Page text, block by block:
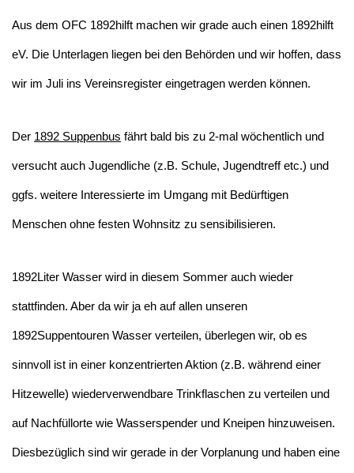
Aus dem OFC 1892hilft machen wir grade auch einen 1892hilft
eV. Die Unterlagen liegen bei den Behörden und wir hoffen, dass
wir im Juli ins Vereinsregister eingetragen werden können.
Der 1892 Suppenbus fährt bald bis zu 2-mal wöchentlich und
versucht auch Jugendliche (z.B. Schule, Jugendtreff etc.) und
ggfs. weitere Interessierte im Umgang mit Bedürftigen
Menschen ohne festen Wohnsitz zu sensibilisieren.
1892Liter Wasser wird in diesem Sommer auch wieder
stattfinden. Aber da wir ja eh auf allen unseren
1892Suppentouren Wasser verteilen, überlegen wir, ob es
sinnvoll ist in einer konzentrierten Aktion (z.B. während einer
Hitzewelle) wiederverwendbare Trinkflaschen zu verteilen und
auf Nachfüllorte wie Wasserspender und Kneipen hinzuweisen.
Diesbezüglich sind wir gerade in der Vorplanung und haben eine